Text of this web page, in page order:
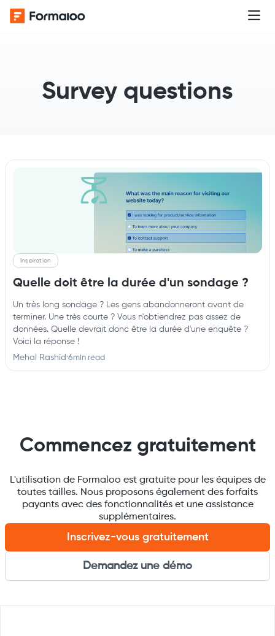
Survey questions
Inspiration
Quelle doit être la durée d'un sondage ?
Un très long sondage ? Les gens abandonneront avant de
terminer. Une très courte ? Vous n'obtiendrez pas assez de
données. Quelle devrait donc être la durée d'une enquête ?
Voici la réponse !
Mehal Rashid ·6min read
Commencez gratuitement
L'utilisation de Formaloo est gratuite pour les équipes de
toutes tailles. Nous proposons également des forfaits
payants avec des fonctionnalités et une assistance
supplémentaires.
Inscrivez-vous gratuitement
Demandez une démo